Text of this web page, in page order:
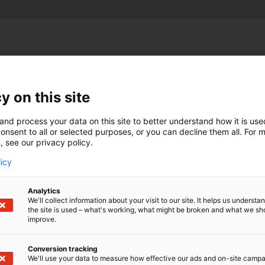
videoneuvottelupalvelut, matkustuksen
on this site
process your data on this site to better understand how it is
to all or selected purposes, or you can decline them all. For
see our privacy policy.
Analytics
We'll collect information about your visit to our site. It helps us
the site is used – what's working, what might be broken and what we
improve.
Conversion tracking
We'll use your data to measure how effective our ads and on-site